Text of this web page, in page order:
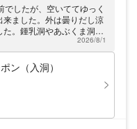
な鍾乳石をご堪能いただけま
れぞれ幻想的にライトアップ
本の鍾乳洞では初となる舞台
ステムを取り入れた「月の世
クリスタルカーテンやリムス
どころ盛りだくさんです。な
を約40分かけて歩く「一
120mを約10分で進む「探検
したが、空いててゆっく
ました。外は曇りだし涼
。鍾乳洞やあぶくま洞に
て、分かりやすい説明で
2026/8/1
ン（入洞）